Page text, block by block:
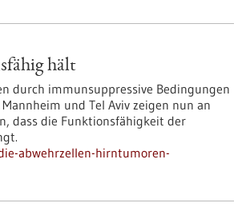
hält
durch immunsuppressive Bedingungen
und Tel Aviv zeigen nun an
dass die Funktionsfähigkeit der
abwehrzellen-hirntumoren-